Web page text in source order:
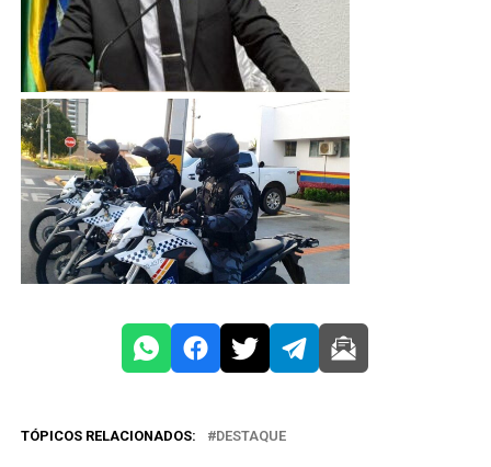
TÓPICOS RELACIONADOS: DESTAQUE